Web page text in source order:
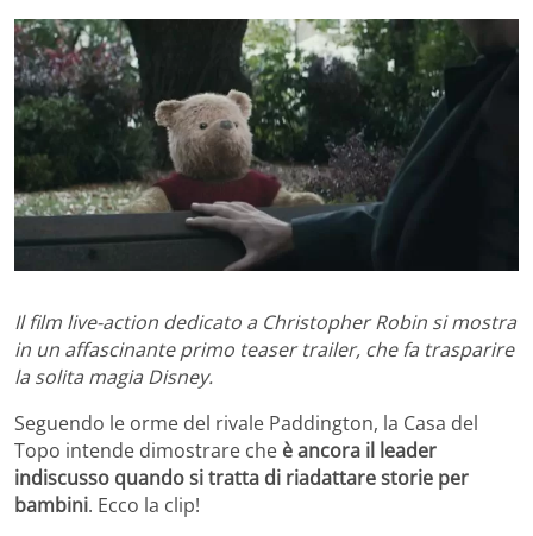
Il film live-action dedicato a Christopher Robin si mostra
in un affascinante primo teaser trailer, che fa trasparire
la solita magia Disney.
Seguendo le orme del rivale Paddington, la Casa del
Topo intende dimostrare che è ancora il leader
indiscusso quando si tratta di riadattare storie per
bambini. Ecco la clip!